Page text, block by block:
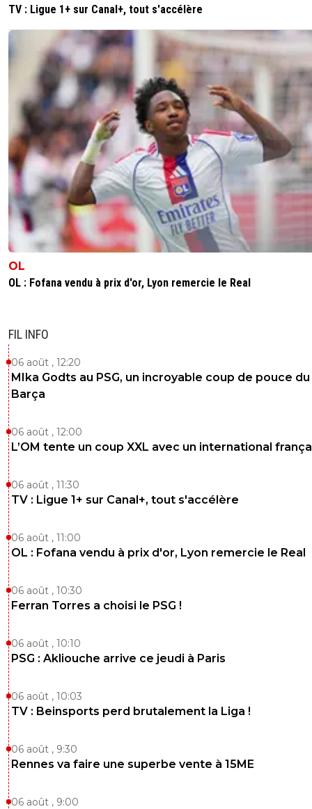
TV : Ligue 1+ sur Canal+, tout s'accélère
OL
OL : Fofana vendu à prix d'or, Lyon remercie le Real
FIL INFO
06 août , 12:20
MIka Godts au PSG, un incroyable coup de pouce du
Barça
06 août , 12:00
L’OM tente un coup XXL avec un international
06 août , 11:30
TV : Ligue 1+ sur Canal+, tout s'accélère
06 août , 11:00
OL : Fofana vendu à prix d'or, Lyon remercie le Real
06 août , 10:30
Ferran Torres a choisi le PSG !
06 août , 10:10
PSG : Akliouche arrive ce jeudi à Paris
06 août , 10:03
TV : Beinsports perd brutalement la Liga !
06 août , 9:30
Rennes va faire une superbe vente à 15ME
06 août , 9:00